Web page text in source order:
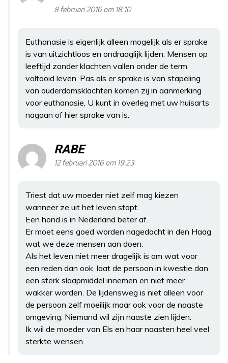
8 februari 2016 om 18:10
Euthanasie is eigenlijk alleen mogelijk als er sprake
is van uitzichtloos en ondraaglijk lijden. Mensen op
leeftijd zonder klachten vallen onder de term
voltooid leven. Pas als er sprake is van stapeling
van ouderdomsklachten komen zij in aanmerking
voor euthanasie, U kunt in overleg met uw huisarts
nagaan of hier sprake van is.
RABE
12 februari 2016 om 19:23
Triest dat uw moeder niet zelf mag kiezen
wanneer ze uit het leven stapt.
Een hond is in Nederland beter af.
Er moet eens goed worden nagedacht in den Haag
wat we deze mensen aan doen.
Als het leven niet meer dragelijk is om wat voor
een reden dan ook, laat de persoon in kwestie dan
een sterk slaapmiddel innemen en niet meer
wakker worden. De lijdensweg is niet alleen voor
de persoon zelf moeilijk maar ook voor de naaste
omgeving. Niemand wil zijn naaste zien lijden.
Ik wil de moeder van Els en haar naasten heel veel
sterkte wensen.